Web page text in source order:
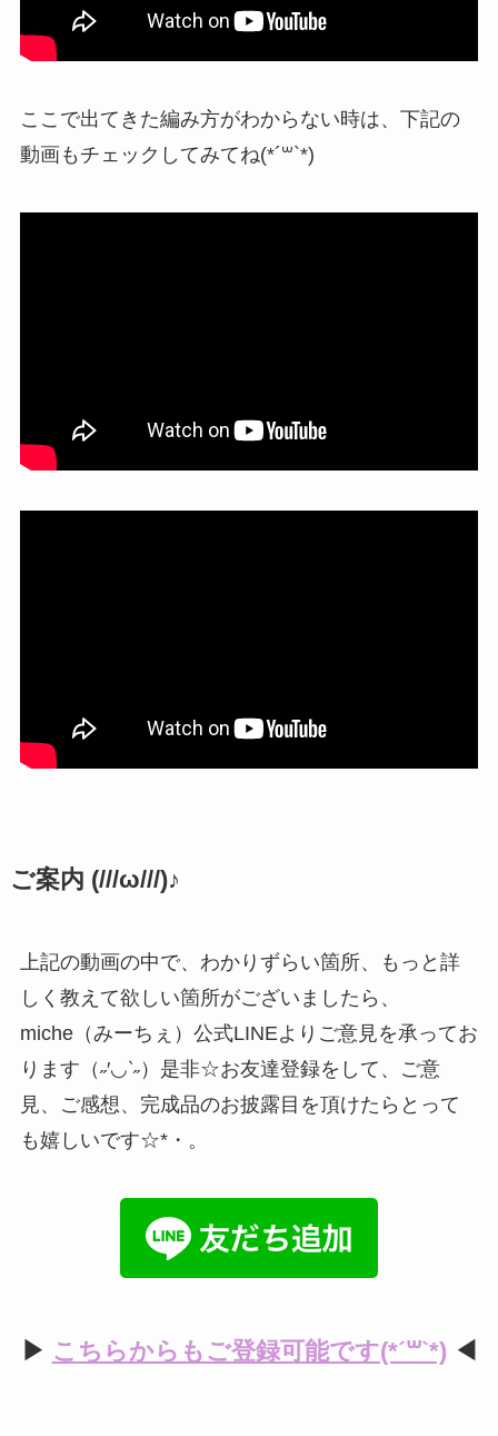
ここで出てきた編み方がわからない時は、下記の
動画もチェックしてみてね(*´꒳`*)
ご案内 (///ω///)♪
上記の動画の中で、わかりずらい箇所、もっと詳
しく教えて欲しい箇所がございましたら、
miche（みーちぇ）公式LINEよりご意見を承ってお
ります（˶′◡‵˶）是非☆お友達登録をして、ご意
見、ご感想、完成品のお披露目を頂けたらとって
も嬉しいです☆*・。
▶︎ こちらからもご登録可能です(*´꒳`*) ◀︎